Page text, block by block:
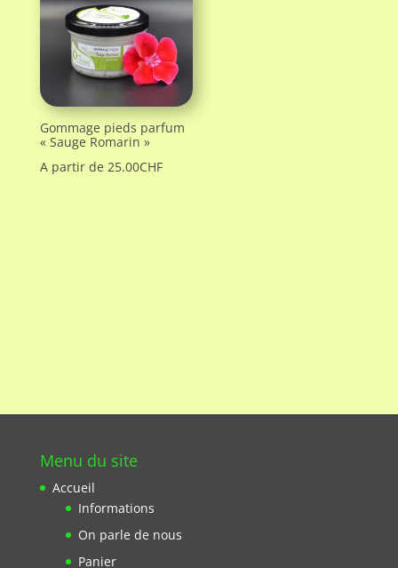
Gommage pieds parfum
« Sauge Romarin »
A partir de 25.00CHF
Menu du site
Accueil
Informations
On parle de nous
Panier